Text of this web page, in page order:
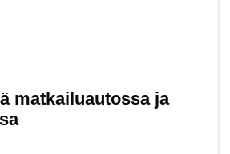
matkailuautossa ja